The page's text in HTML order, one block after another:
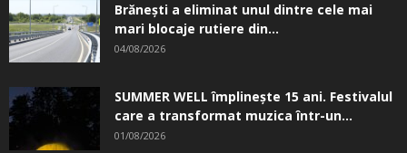
Brănești a eliminat unul dintre cele mai
mari blocaje rutiere din...
04/08/2026
SUMMER WELL împlinește 15 ani. Festivalul
care a transformat muzica într-un...
01/08/2026